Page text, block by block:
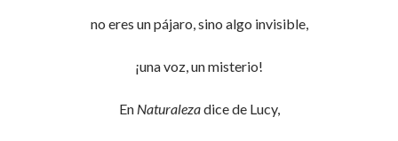
no eres un pájaro, sino algo invisible,
¡una voz, un misterio!
En Naturalezadice de Lucy,